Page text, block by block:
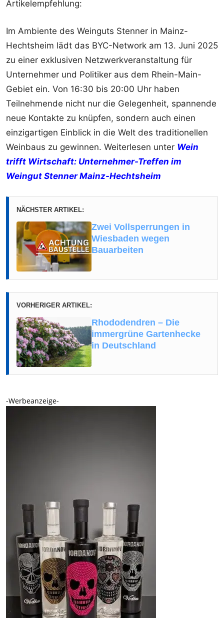
Artikelempfehlung:
Im Ambiente des Weinguts Stenner in Mainz-
Hechtsheim lädt das BYC-Network am 13. Juni 2025
zu einer exklusiven Netzwerkveranstaltung für
Unternehmer und Politiker aus dem Rhein-Main-
Gebiet ein. Von 16:30 bis 20:00 Uhr haben
Teilnehmende nicht nur die Gelegenheit, spannende
neue Kontakte zu knüpfen, sondern auch einen
einzigartigen Einblick in die Welt des traditionellen
Weinbaus zu gewinnen. Weiterlesen unter Wein
trifft Wirtschaft: Unternehmer-Treffen im
Weingut Stenner Mainz-Hechtsheim
NÄCHSTER ARTIKEL:
Zwei Vollsperrungen in
Wiesbaden wegen
Bauarbeiten
VORHERIGER ARTIKEL:
Rhododendren – Die
immergrüne Gartenhecke
in Deutschland
-Werbeanzeige-